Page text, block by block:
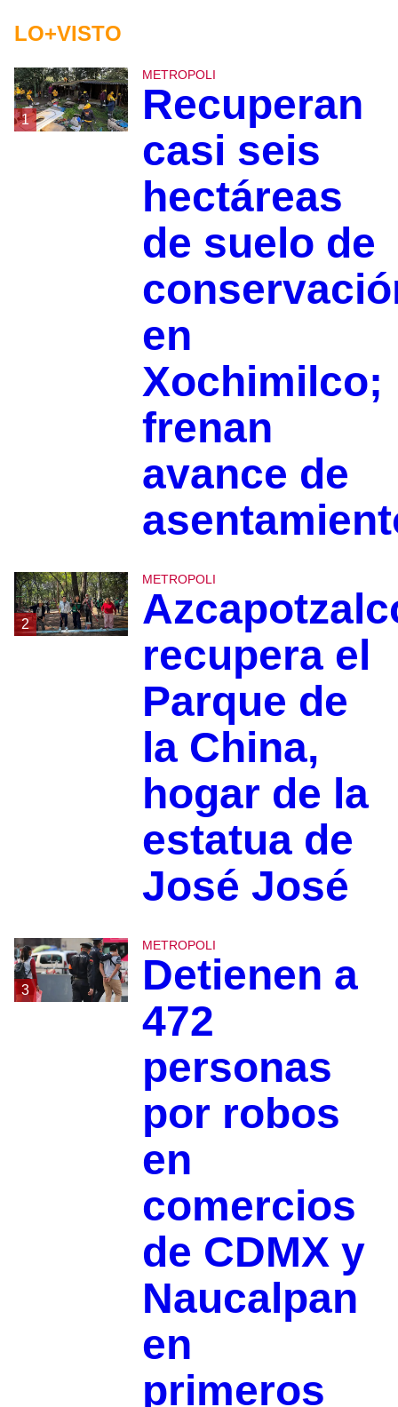
LO+VISTO
1
METROPOLI
Recuperan
casi seis
hectáreas
de suelo de
en
Xochimilco;
frenan
avance de
2
METROPOLI
recupera el
Parque de
la China,
hogar de la
estatua de
José José
3
METROPOLI
Detienen a
472
personas
por robos
en
comercios
de CDMX y
Naucalpan
en
primeros